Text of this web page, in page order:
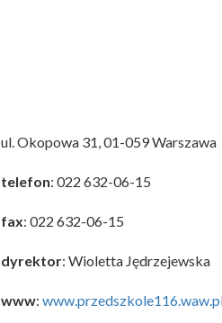
ul. Okopowa 31, 01-059 Warszawa
telefon: 022 632-06-15
fax: 022 632-06-15
dyrektor: Wioletta Jędrzejewska
www: